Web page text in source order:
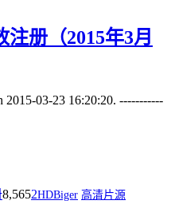
注册（2015年3月
2015-03-23 16:20:20. -----------
8,5652HDBiger 高清片源